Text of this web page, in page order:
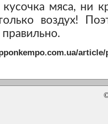
мяса, ни
воздух!